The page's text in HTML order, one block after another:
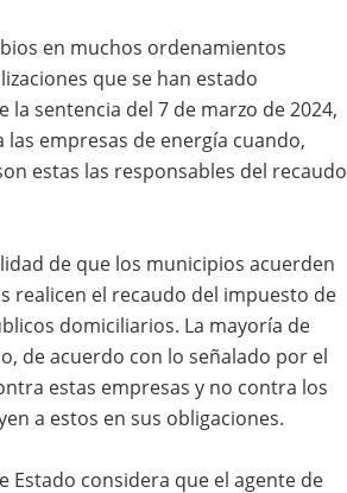
en muchos ordenamientos
que se han estado
sentencia del 7 de marzo de 2024,
las empresas de energía cuando,
estas las responsables del recaudo
de que los municipios acuerden
realicen el recaudo del impuesto de
domiciliarios. La mayoría de
de acuerdo con lo señalado por el
estas empresas y no contra los
a estos en sus obligaciones.
Estado considera que el agente de